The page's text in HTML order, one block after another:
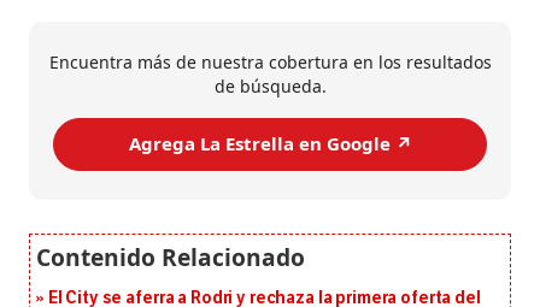
Encuentra más de nuestra cobertura en los resultados
de búsqueda.
Agrega La Estrella en Google ↗️
El City se aferra a Rodri y rechaza la primera oferta del